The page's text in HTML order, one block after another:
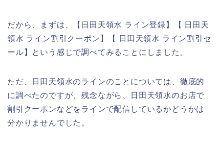
だから、まずは、【日田天領水 ライン登録】【 日田天
領水 ライン割引クーポン】【 日田天領水 ライン割引セ
ール】という感じで調べてみることにしました。
ただ、日田天領水のラインのことについては、徹底的
に調べたのですが、残念ながら、日田天領水のお店で
割引クーポンなどをラインで配信しているかどうかは
分かりませんでした。